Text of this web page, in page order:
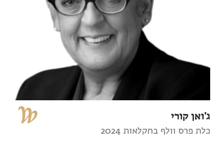
ג'ואן קורי
כלת פרס וולף בחקלאות 2024